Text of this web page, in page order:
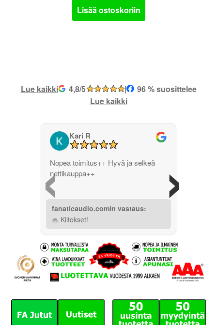
Lisää ostoskoriin
Lue kaikki 4,8/5 |
96 % suosittelee
Lue kaikki
‹
Kari R
Nopea toimitus++ Hyvä ja selkeä
nettikauppa++
fanaticaudio.comin vastaus:
🙏 Kiitokset!
›